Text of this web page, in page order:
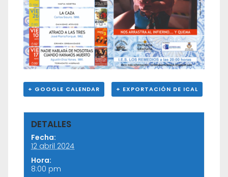
+ GOOGLE CALENDAR + EXPORTACIÓN DE ICAL
DETALLES
Fecha:
12 abril 2024
Hora:
8:00 pm